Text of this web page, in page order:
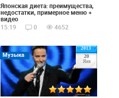
Японская диета: преимущества,
недостатки, примерное меню +
видео
15:19
0 4652
2013
20
Янв
Музыка